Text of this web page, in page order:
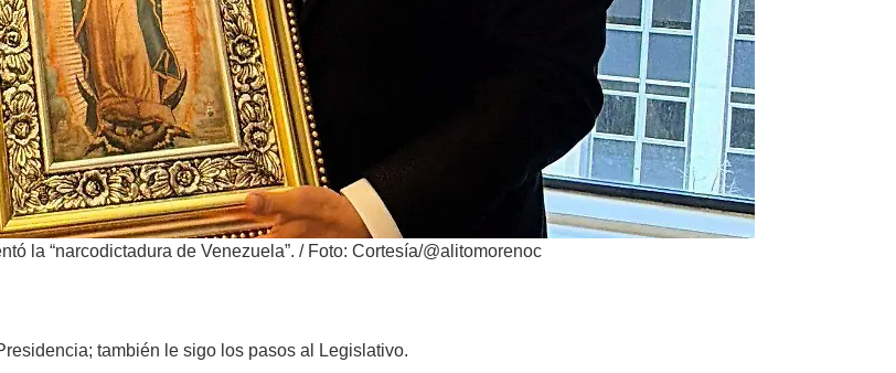
la “narcodictadura de Venezuela”. / Foto: Cortesía/@alitomorenoc
también le sigo los pasos al Legislativo.